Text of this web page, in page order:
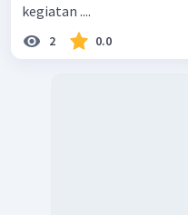
kegiatan ....
2 0.0